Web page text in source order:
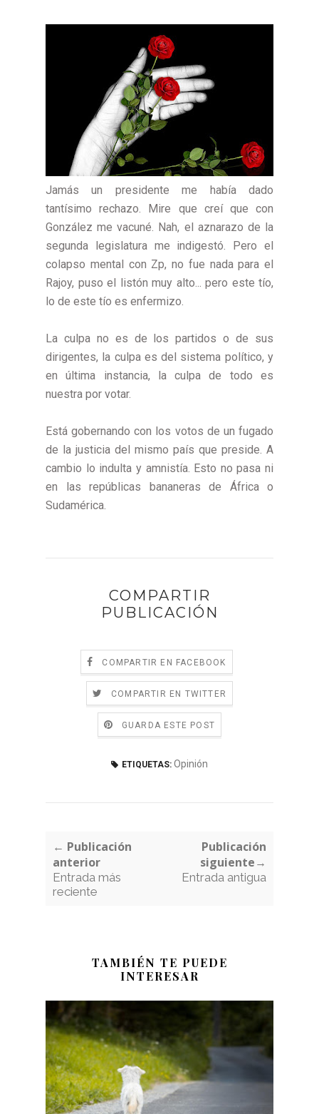
Jamás un presidente me había dado
tantísimo rechazo. Mire que creí que con
González me vacuné. Nah, el aznarazo de la
segunda legislatura me indigestó. Pero el
colapso mental con Zp, no fue nada para el
Rajoy, puso el listón muy alto... pero este tío,
lo de este tío es enfermizo.
La culpa no es de los partidos o de sus
dirigentes, la culpa es del sistema político, y
en última instancia, la culpa de todo es
nuestra por votar.
Está gobernando con los votos de un fugado
de la justicia del mismo país que preside. A
cambio lo indulta y amnistía. Esto no pasa ni
en las repúblicas bananeras de África o
Sudamérica.
COMPARTIR
PUBLICACIÓN
COMPARTIR EN FACEBOOK
COMPARTIR EN TWITTER
GUARDA ESTE POST
ETIQUETAS: Opinión
← Publicación
anterior
Entrada más
reciente
Publicación
siguiente→
Entrada antigua
TAMBIÉN TE PUEDE
INTERESAR